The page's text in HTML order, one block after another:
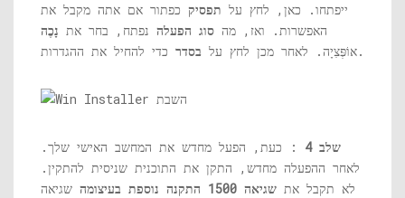
ייפתחו. כאן, לחץ על תפסיק כפתור אם אתה מקבל את
האפשרות. ואז, מה סוג הפעלה נפתח, בחר את נָכֶה
אוֹפְּצִיָה. לאחר מכן לחץ על בסדר כדי להחיל את ההגדרות.
שלב 4
: כעת, הפעל מחדש את המחשב האישי שלך.
לאחר ההפעלה מחדש, התקן את התוכנית שניסית להתקין.
לא תקבל את שגיאה 1500 התקנה נוספת בעיצומה
שגיאה